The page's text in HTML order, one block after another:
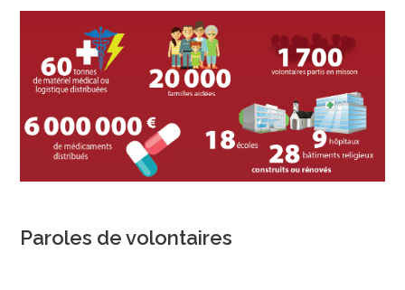
Paroles de volontaires